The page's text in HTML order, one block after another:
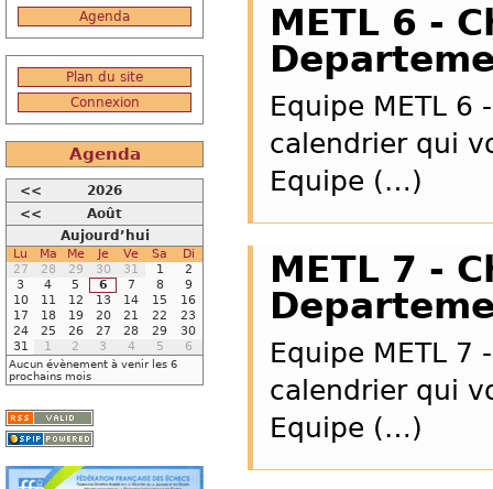
METL 6 -
Equipe METL 6
calendrier qui
Equipe (…)
METL 7 -
Equipe METL 7
calendrier qui
Equipe (…)
Agenda
Plan du site
Connexion
Agenda
<<
2026
<<
Août
Aujourd’hui
Lu Ma Me Je Ve Sa
Di
27
28 29 30 31 1
2
3
4 5 6 7 8
9
10
11 12 13 14 15
16
17
18 19 20 21 22
23
24
25 26 27 28 29
30
31
1 2 3 4 5 6
Aucun évènement à venir les 6
prochains mois